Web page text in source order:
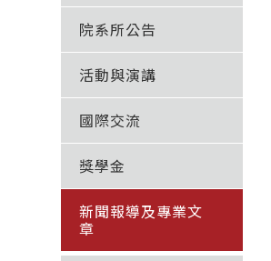
院系所公告
活動與演講
國際交流
獎學金
新聞報導及專業文
章